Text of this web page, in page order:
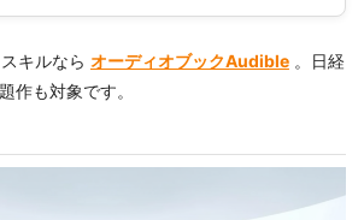
キルなら オーディオブックAudible。日経
作も対象です。